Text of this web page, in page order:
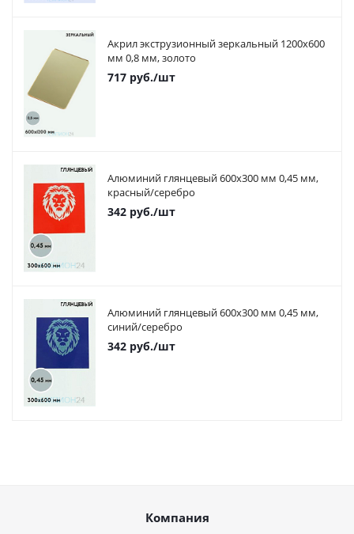
Акрил экструзионный зеркальный 1200х600
мм 0,8 мм, золото
717 руб./шт
Алюминий глянцевый 600х300 мм 0,45 мм,
красный/серебро
342 руб./шт
Алюминий глянцевый 600х300 мм 0,45 мм,
синий/серебро
342 руб./шт
Компания